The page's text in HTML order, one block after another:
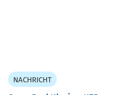
NACHRICHT